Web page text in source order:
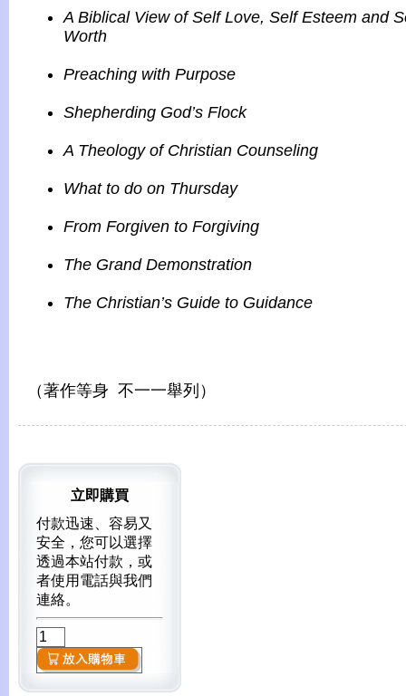
A Biblical View of Self Love, Self Esteem and
Worth
Preaching with Purpose
Shepherding God’s Flock
A Theology of Christian Counseling
What to do on Thursday
From Forgiven to Forgiving
The Grand Demonstration
The Christian’s Guide to Guidance
（著作等身 不一一舉列）
立即購買
付款迅速、容易又
安全，您可以選擇
透過本站付款，或
者使用電話與我們
連絡。